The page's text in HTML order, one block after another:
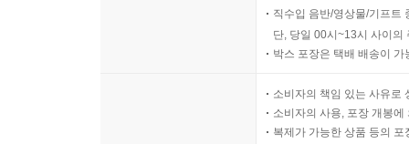
직수입 음반/영상물/기프트
단, 당일 00시~13시 사이의
박스 포장은 택배 배송이
소비자의 책임 있는 사유로
소비자의 사용, 포장 개봉
복제가 가능한 상품 등의